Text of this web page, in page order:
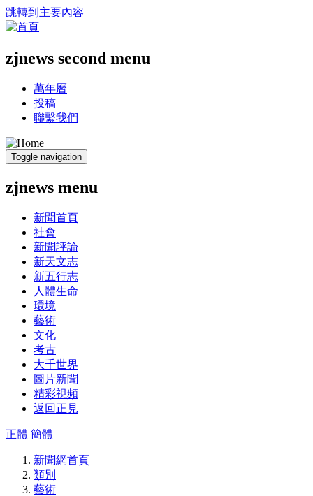
跳轉到主要內容
zjnews second menu
萬年曆
投稿
聯繫我們
Toggle navigation
zjnews menu
新聞首頁
社會
新聞評論
新天文志
新五行志
人體生命
環境
藝術
文化
考古
大千世界
圖片新聞
精彩視頻
返回正見
正體 簡體
新聞網首頁
類別
藝術